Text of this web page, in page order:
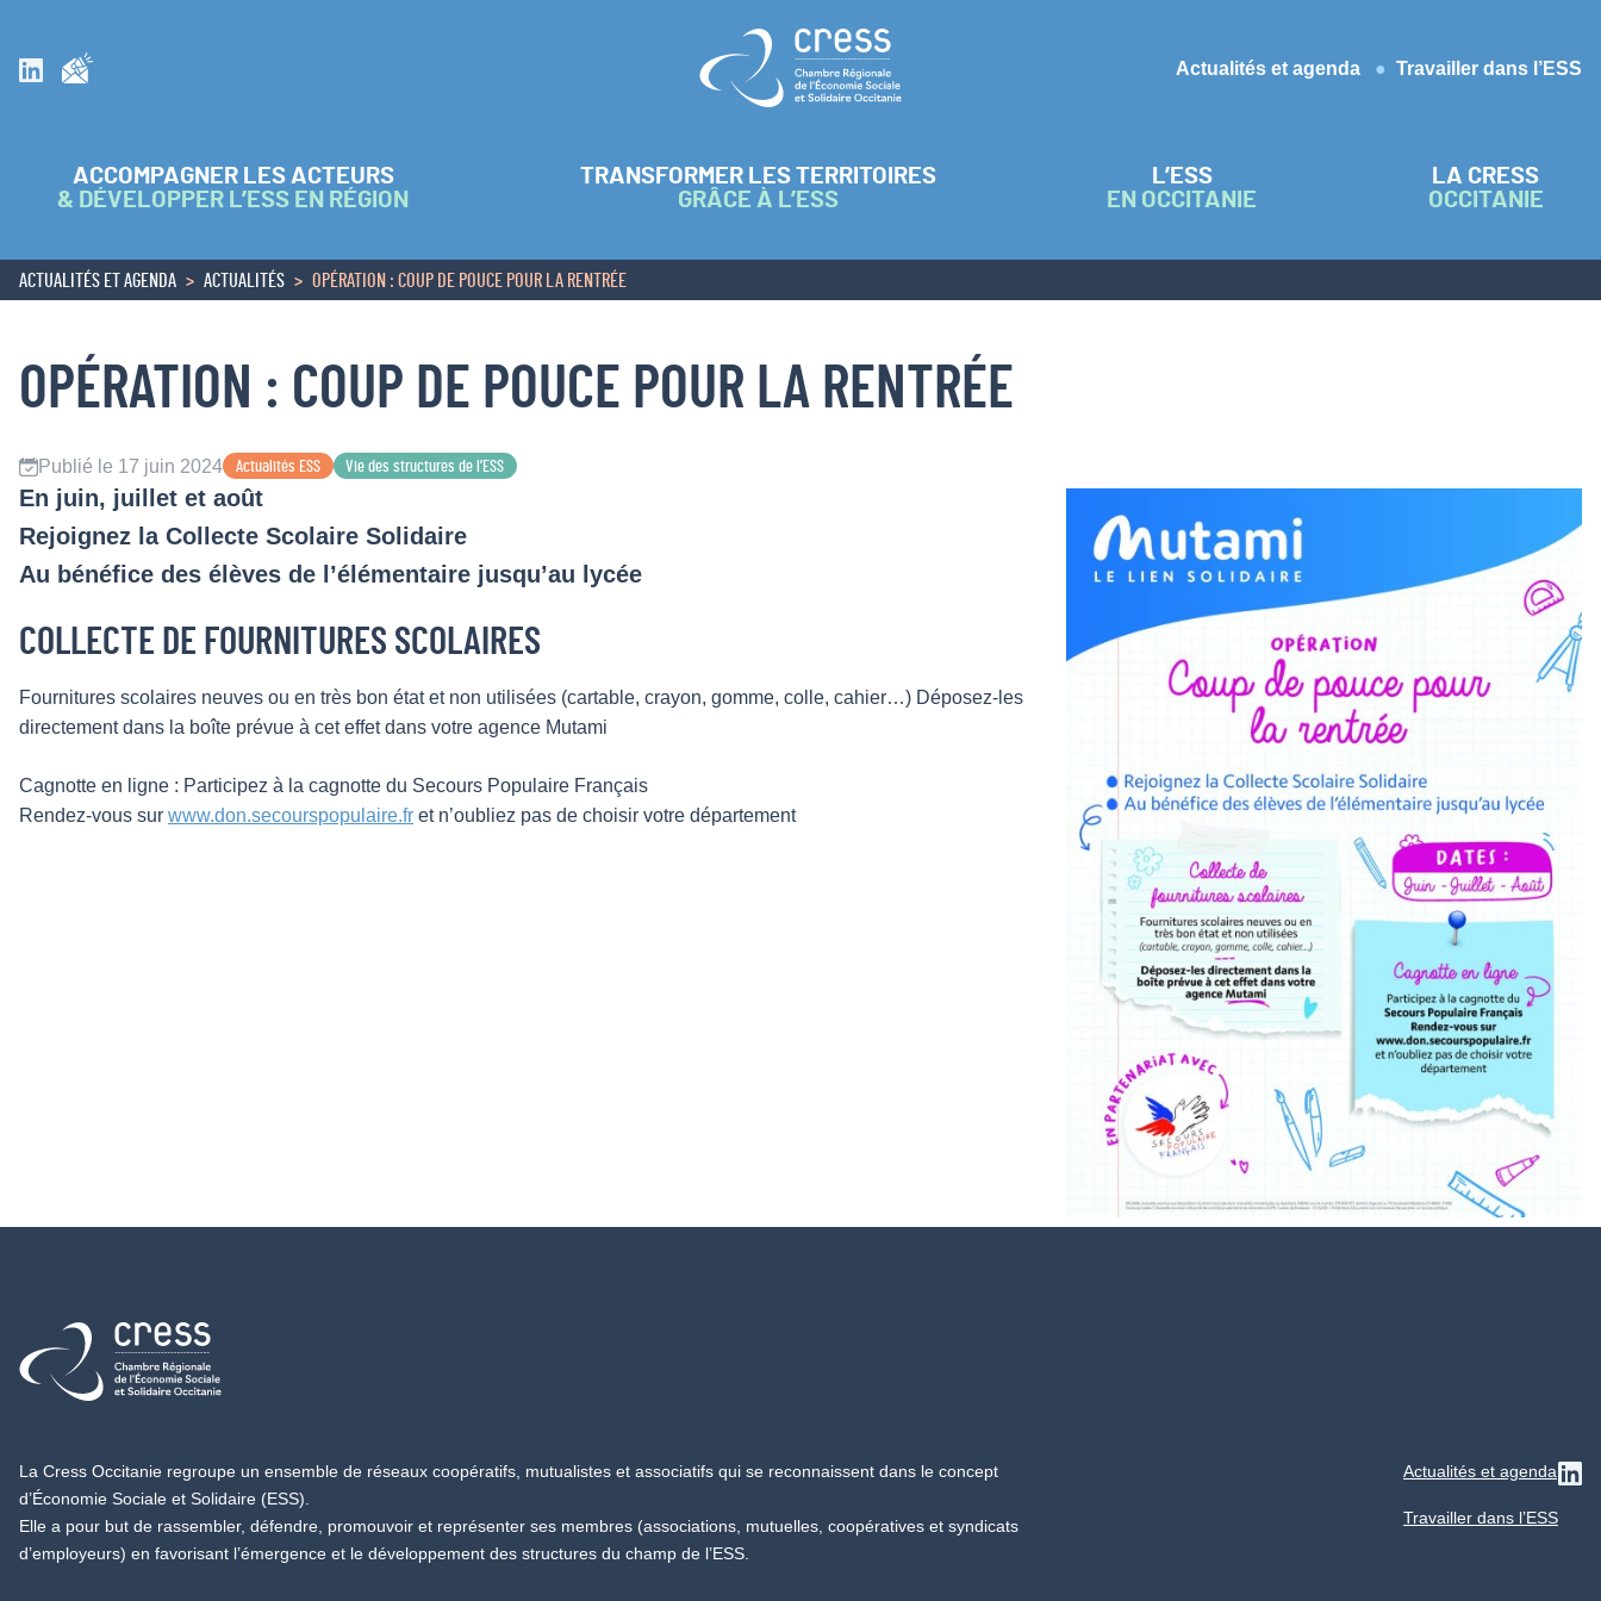
Suivez nous sur Linkedin
Retour à l'accueil
Actualités et agenda
Travailler dans l’ESS
ACCOMPAGNER LES ACTEURS
& DÉVELOPPER L’ESS EN RÉGION
TRANSFORMER LES TERRITOIRES
GRÂCE À L’ESS
L’ESS
EN OCCITANIE
LA CRESS
OCCITANIE
ACCUEIL
ACTUALITÉS ET AGENDA ACTUALITÉS OPÉRATION : COUP DE POUCE POUR LA RENTRÉE
OPÉRATION : COUP DE POUCE POUR LA RENTRÉE
Publié le 17 juin 2024 Actualités ESS Vie des structures de l’ESS
En juin, juillet et août
Rejoignez la Collecte Scolaire Solidaire
Au bénéfice des élèves de l’élémentaire jusqu’au lycée
COLLECTE DE FOURNITURES SCOLAIRES
Fournitures scolaires neuves ou en très bon état et non utilisées (cartable, crayon, gomme, colle, cahier…) Déposez-les
directement dans la boîte prévue à cet effet dans votre agence Mutami
Cagnotte en ligne : Participez à la cagnotte du Secours Populaire Français
Rendez-vous sur www.don.secourspopulaire.fr et n’oubliez pas de choisir votre département
Retour à l'accueil
La Cress Occitanie regroupe un ensemble de réseaux coopératifs, mutualistes et associatifs qui se reconnaissent dans le concept
d’Économie Sociale et Solidaire (ESS).
Elle a pour but de rassembler, défendre, promouvoir et représenter ses membres (associations, mutuelles, coopératives et syndicats
d’employeurs) en favorisant l’émergence et le développement des structures du champ de l’ESS.
Actualités et agenda
Travailler dans l’ESS